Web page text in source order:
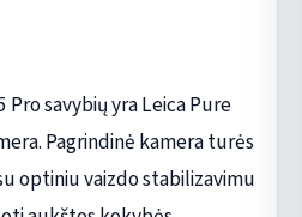
Pro savybių yra Leica Pure
Pagrindinė kamera turės
optiniu vaizdo stabilizavimu